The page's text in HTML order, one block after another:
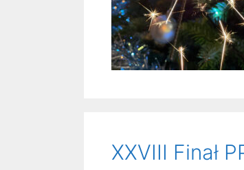
XXVIII Finał